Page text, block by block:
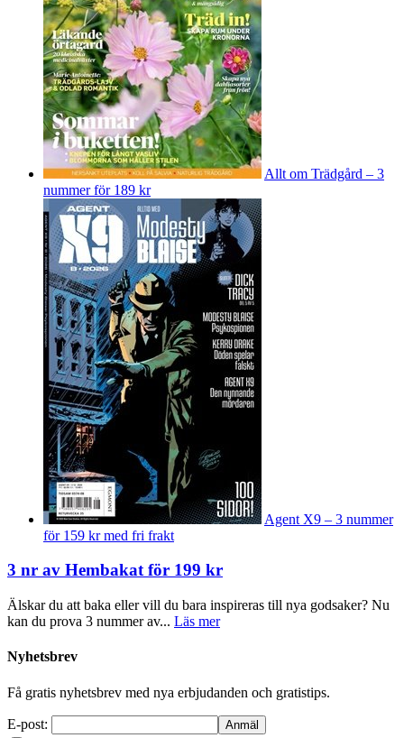
Allt om Trädgård – 3
nummer för 189 kr
Agent X9 – 3 nummer
för 159 kr med fri frakt
3 nr av Hembakat för 199 kr
Älskar du att baka eller vill du bara inspireras till nya godsaker? Nu
kan du prova 3 nummer av... Läs mer
Nyhetsbrev
Få gratis nyhetsbrev med nya erbjudanden och gratistips.
E-post: